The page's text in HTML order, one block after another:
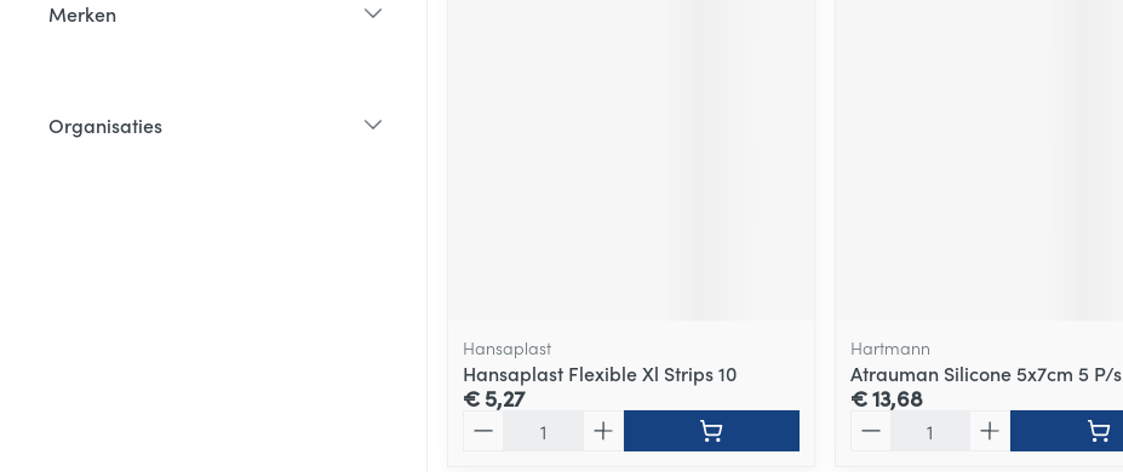
Merken
Organisaties
Hansaplast
Hansaplast Flexible Xl Strips 10
€ 5,27
Hartmann
Atrauman Silicone 5x7cm 5 P/s
€ 13,68